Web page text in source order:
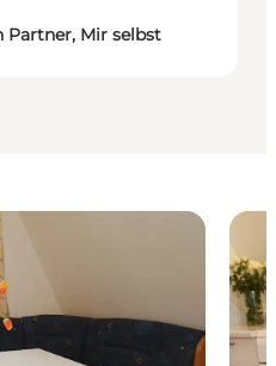
Partner, Mir selbst